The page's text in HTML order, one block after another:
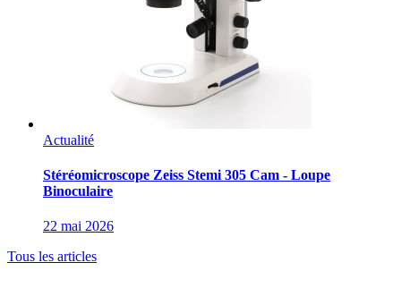
Actualité
Stéréomicroscope Zeiss Stemi 305 Cam - Loupe
Binoculaire
22 mai 2026
Tous les articles